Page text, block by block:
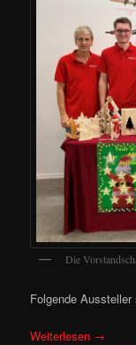
Die
Folgende
Weiterlesen →